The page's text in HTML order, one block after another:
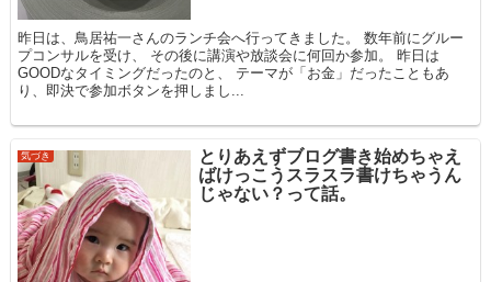
昨日は、鳥居祐一さんのランチ会へ行ってきました。 数年前にグルー
プコンサルを受け、 その後に講演や放談会に何回か参加。 昨日は
GOODなタイミングだったのと、 テーマが「お金」だったこともあ
り、即決で参加ボタンを押しまし...
気づき
とりあえずブログ書き始めちゃえ
ばけっこうスラスラ書けちゃうん
じゃない？って話。